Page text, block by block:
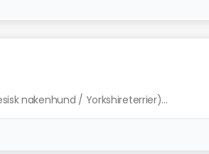
nakenhund / Yorkshireterrier)...